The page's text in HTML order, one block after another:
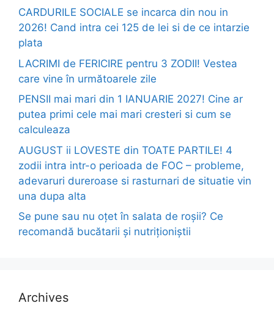
CARDURILE SOCIALE se incarca din nou in
2026! Cand intra cei 125 de lei si de ce intarzie
plata
LACRIMI de FERICIRE pentru 3 ZODII! Vestea
care vine în următoarele zile
PENSII mai mari din 1 IANUARIE 2027! Cine ar
putea primi cele mai mari cresteri si cum se
calculeaza
AUGUST ii LOVESTE din TOATE PARTILE! 4
zodii intra intr-o perioada de FOC – probleme,
adevaruri dureroase si rasturnari de situatie vin
una dupa alta
Se pune sau nu oțet în salata de roșii? Ce
recomandă bucătarii și nutriționiștii
Archives